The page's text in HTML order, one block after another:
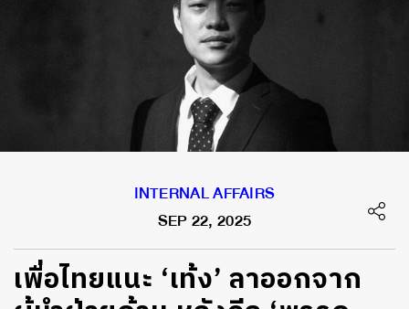
INTERNAL AFFAIRS
SEP 22, 2025
เพื่อไทยแนะ ‘เท้ง’ ลาออกจาก